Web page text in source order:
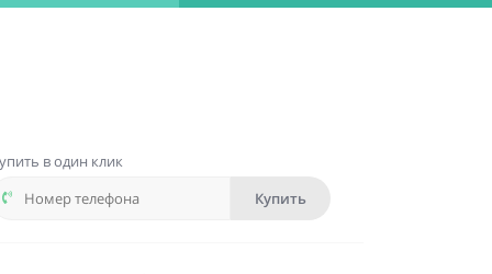
в один клик
Купить